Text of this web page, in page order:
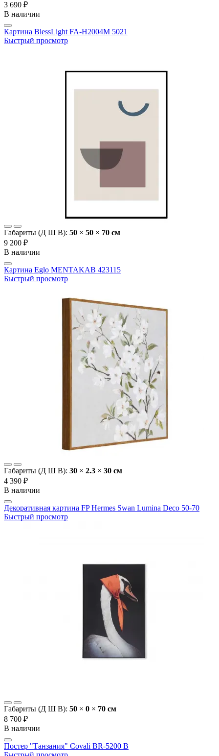
3 690 ₽
В наличии
Картина BlessLight FA-H2004M 5021
Быстрый просмотр
Габариты (Д Ш В): 50 × 50 × 70 cм
9 200 ₽
В наличии
Картина Eglo MENTAKAB 423115
Быстрый просмотр
Габариты (Д Ш В): 30 × 2.3 × 30 cм
4 390 ₽
В наличии
Декоративная картина FP Hermes Swan Lumina Deco 50-70
Быстрый просмотр
Габариты (Д Ш В): 50 × 0 × 70 cм
8 700 ₽
В наличии
Постер "Танзания" Covali BR-5200 B